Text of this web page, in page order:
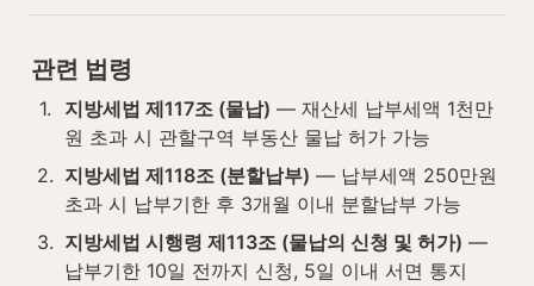
관련 법령
1. 지방세법 제117조 (물납) — 재산세 납부세액 1천만
원 초과 시 관할구역 부동산 물납 허가 가능
2. 지방세법 제118조 (분할납부) — 납부세액 250만원
초과 시 납부기한 후 3개월 이내 분할납부 가능
3. 지방세법 시행령 제113조 (물납의 신청 및 허가) —
납부기한 10일 전까지 신청, 5일 이내 서면 통지